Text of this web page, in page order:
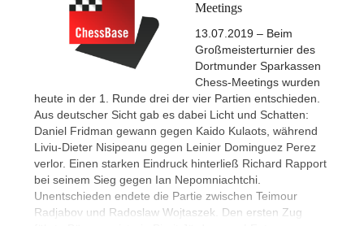
Meetings
13.07.2019 – Beim
Großmeisterturnier des
Dortmunder Sparkassen
Chess-Meetings wurden
heute in der 1. Runde drei der vier Partien entschieden.
Aus deutscher Sicht gab es dabei Licht und Schatten:
Daniel Fridman gewann gegen Kaido Kulaots, während
Liviu-Dieter Nisipeanu gegen Leinier Dominguez Perez
verlor. Einen starken Eindruck hinterließ Richard Rapport
bei seinem Sieg gegen Ian Nepomniachtchi.
Unentschieden endete die Partie zwischen Teimour
Radjabov und Radoslaw Wojtaszek. Den ersten Zug